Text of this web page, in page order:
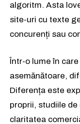
Rămâi
a
Abonează-te la
Am citit și accept
Rămâi
a
Abonează-te la
Am citit și accept
algoritm. Asta
site-uri cu texte
concurenți sau
Într-o lume în
asemănătoare,
Diferența este
proprii, studiile
claritatea